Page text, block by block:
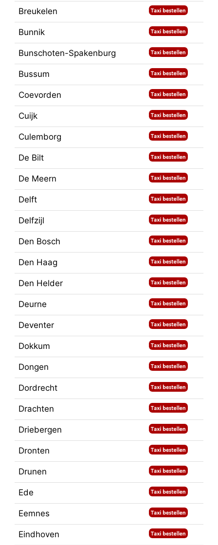
Breukelen
Bunnik
Bunschoten-Spakenburg
Bussum
Coevorden
Cuijk
Culemborg
De Bilt
De Meern
Delft
Delfzijl
Den Bosch
Den Haag
Den Helder
Deurne
Deventer
Dokkum
Dongen
Dordrecht
Drachten
Driebergen
Dronten
Drunen
Ede
Eemnes
Eindhoven